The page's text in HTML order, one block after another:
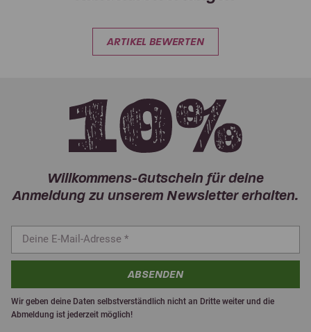
ARTIKEL BEWERTEN
Willkommens-Gutschein für deine
Anmeldung zu unserem Newsletter erhalten.
ABSENDEN
Wir geben deine Daten selbstverständlich nicht an Dritte weiter und die
Abmeldung ist jederzeit möglich!